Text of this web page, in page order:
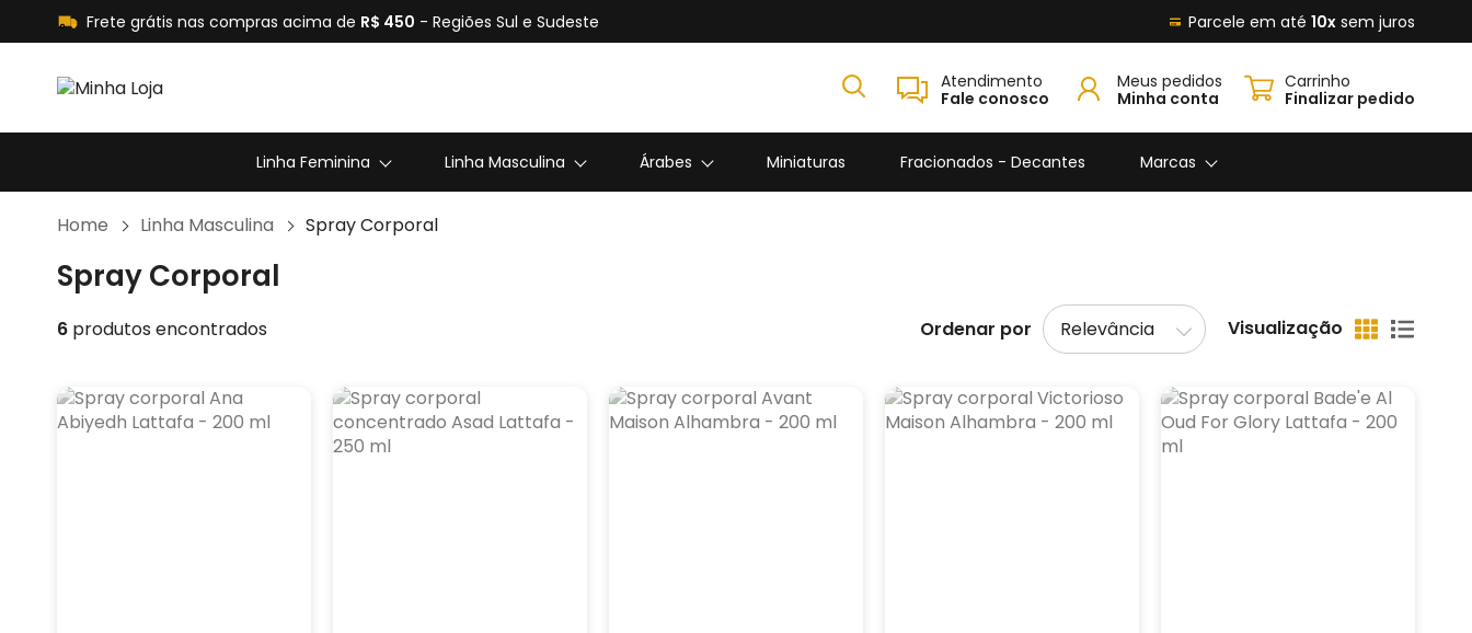
Frete grátis nas compras acima de R$ 450 - Regiões Sul e Sudeste Parcele em até 10x sem juros
Atendimento
Fale conosco
Meus pedidos
Minha conta
Carrinho
Finalizar pedido
Linha Feminina Linha Masculina Árabes Miniaturas Fracionados - Decantes Marcas
Home Linha Masculina Spray Corporal
Spray Corporal
6 produtos encontrados Ordenar por Visualização